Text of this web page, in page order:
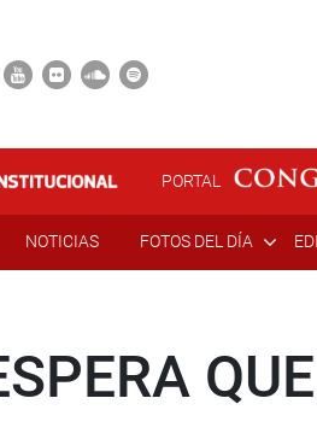
PORTAL
NOTICIAS FOTOS DEL DÍA